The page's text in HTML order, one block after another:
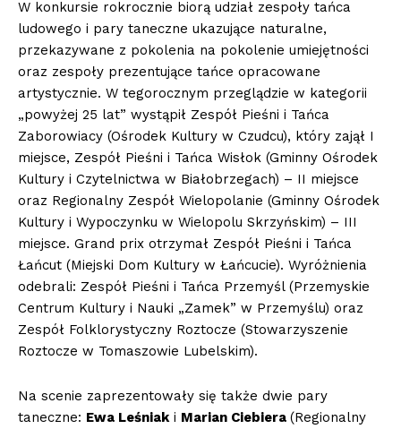
W konkursie rokrocznie biorą udział zespoły tańca
ludowego i pary taneczne ukazujące naturalne,
przekazywane z pokolenia na pokolenie umiejętności
oraz zespoły prezentujące tańce opracowane
artystycznie. W tegorocznym przeglądzie w kategorii
„powyżej 25 lat” wystąpił Zespół Pieśni i Tańca
Zaborowiacy (Ośrodek Kultury w Czudcu), który zajął I
miejsce, Zespół Pieśni i Tańca Wisłok (Gminny Ośrodek
Kultury i Czytelnictwa w Białobrzegach) – II miejsce
oraz Regionalny Zespół Wielopolanie (Gminny Ośrodek
Kultury i Wypoczynku w Wielopolu Skrzyńskim) – III
miejsce. Grand prix otrzymał Zespół Pieśni i Tańca
Łańcut (Miejski Dom Kultury w Łańcucie). Wyróżnienia
odebrali: Zespół Pieśni i Tańca Przemyśl (Przemyskie
Centrum Kultury i Nauki „Zamek” w Przemyślu) oraz
Zespół Folklorystyczny Roztocze (Stowarzyszenie
Roztocze w Tomaszowie Lubelskim).
Na scenie zaprezentowały się także dwie pary
taneczne: Ewa Leśniaki Marian Ciebiera (Regionalny